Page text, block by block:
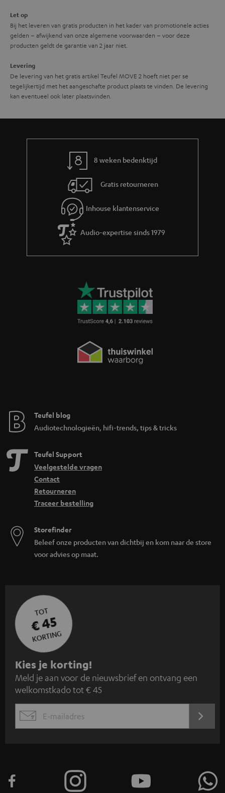
Let op
Bij het leveren van gratis producten in het kader van promotionele acties
gelden – afwijkend van onze algemene voorwaarden – voor deze
producten geldt de garantie van 2 jaar niet.
Levering
De levering van het gratis artikel Teufel MOVE 2 hoeft niet per se
tegelijkertijd met het aangeschafte product plaats te vinden. De levering
kan eventueel ook later plaatsvinden.
8 weken bedenktijd
Gratis retourneren
Inhouse klantenservice
Audio-expertise sinds 1979
Teufel blog
Audiotechnologieën, hifi-trends, tips & tricks
Teufel Support
Veelgestelde vragen
Contact
Retourneren
Traceer bestelling
Storefinder
Beleef onze producten van dichtbij en kom naar de store
voor advies op maat.
TOT
€ 45
KORTING
A
a
n
m
e
n
Kies je korting!
Meld je aan voor de nieuwsbrief en ontvang een
welkomstkado tot € 45
EMAIL